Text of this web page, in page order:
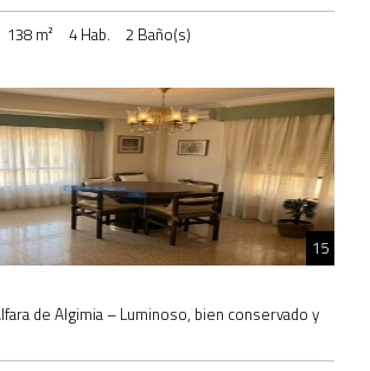
138 m²
4 Hab. 2 Baño(s)
15
de Algimia – Luminoso, bien conservado y